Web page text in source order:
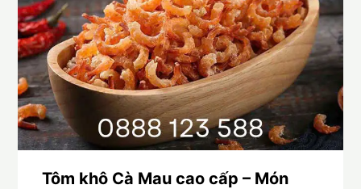
Tôm khô Cà Mau cao cấp – Món